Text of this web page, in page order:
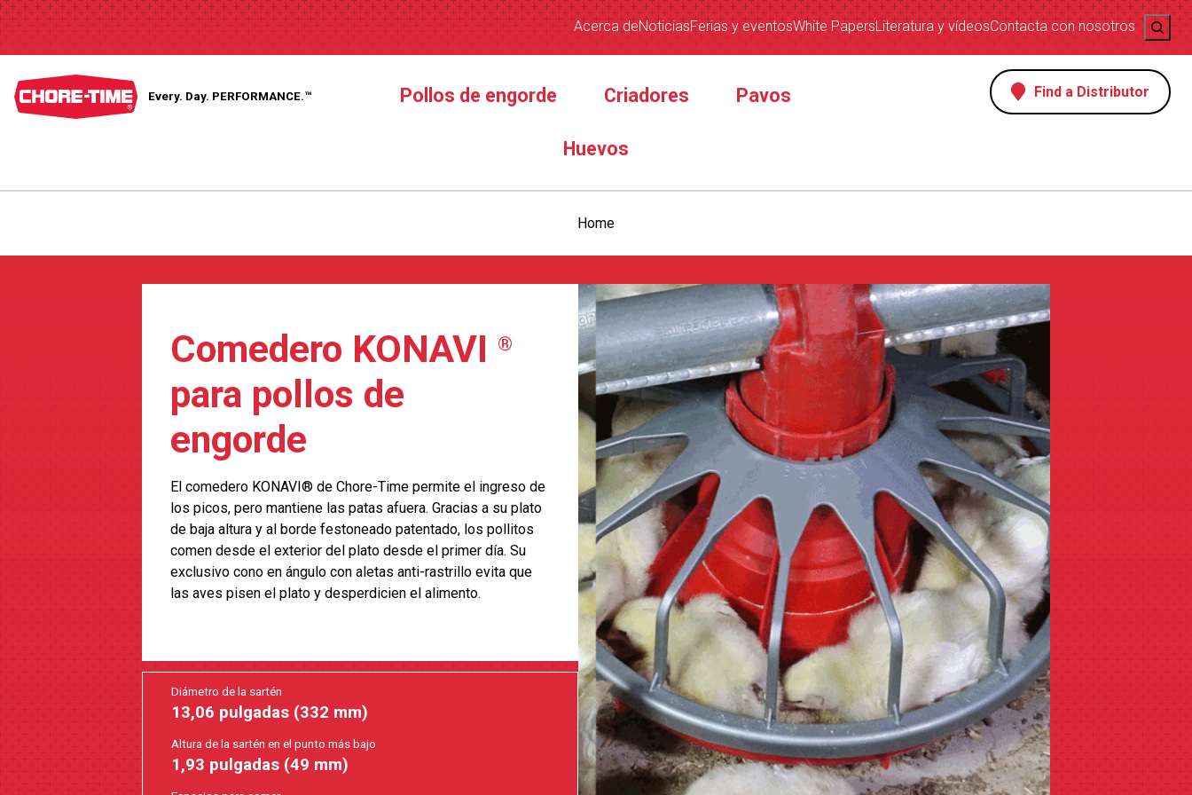
Acerca deNoticiasFerias y eventosWhite PapersLiteratura y vídeosContacta con nosotros Search
Every. Day. PERFORMANCE.™ Pollos de engorde Criadores Pavos
Huevos
Find a Distributor
Home
Comedero KONAVI ®
para pollos de
engorde
El comedero KONAVI® de Chore-Time permite el ingreso de
los picos, pero mantiene las patas afuera. Gracias a su plato
de baja altura y al borde festoneado patentado, los pollitos
comen desde el exterior del plato desde el primer día. Su
exclusivo cono en ángulo con aletas anti-rastrillo evita que
las aves pisen el plato y desperdicien el alimento.
Diámetro de la sartén
13,06 pulgadas (332 mm)
Altura de la sartén en el punto más bajo
1,93 pulgadas (49 mm)